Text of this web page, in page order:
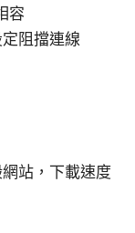
容
阻擋連線
站，下載速度